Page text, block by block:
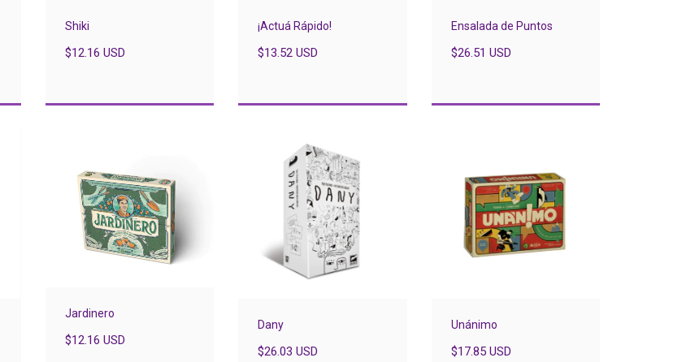
Shiki
$12.16 USD
¡Actuá Rápido!
$13.52 USD
Ensalada de Puntos
$26.51 USD
Jardinero
$12.16 USD
Dany
$26.03 USD
Unánimo
$17.85 USD